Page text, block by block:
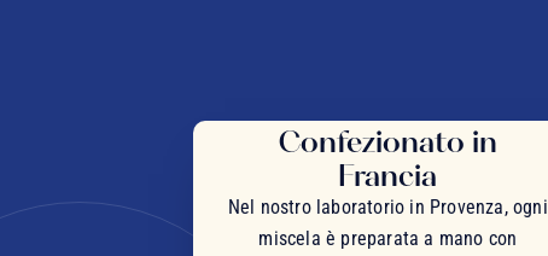
Confezionato in
Francia
Nel nostro laboratorio in Provenza, ogni
miscela è preparata a mano con